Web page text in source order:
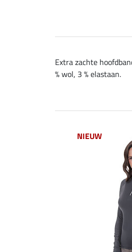
Extra zachte
% wol, 3 % elastaan.
NIEUW